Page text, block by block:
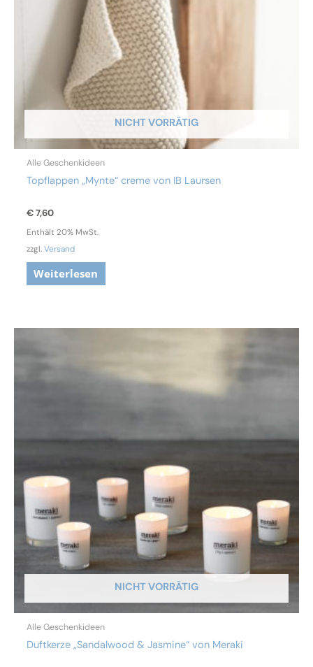
NICHT VORRÄTIG
Alle Geschenkideen
Topflappen „Mynte“ creme von IB Laursen
€7,60
Enthält 20% MwSt.
zzgl.Versand
Weiterlesen
NICHT VORRÄTIG
Alle Geschenkideen
Duftkerze „Sandalwood & Jasmine“ von Meraki